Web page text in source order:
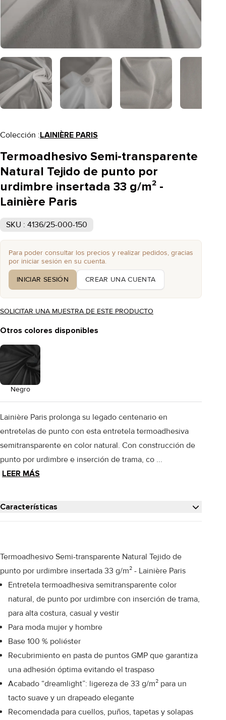
Colección :LAINIÈRE PARIS
Termoadhesivo Semi-transparente
Natural Tejido de punto por
urdimbre insertada 33 g/m² -
Lainière Paris
SKU : 4136/25-000-150
Para poder consultar los precios y realizar pedidos, gracias
por iniciar sesión en su cuenta.
INICIAR SESIÓN CREAR UNA CUENTA
SOLICITAR UNA MUESTRA DE ESTE PRODUCTO
Otros colores disponibles
Negro
Lainière Paris prolonga su legado centenario en
entretelas de punto con esta entretela termoadhesiva
semitransparente en color natural. Con construcción de
punto por urdimbre e inserción de trama, co ...
LEER MÁS
Características
Termoadhesivo Semi-transparente Natural Tejido de
punto por urdimbre insertada 33 g/m² - Lainière Paris
Entretela termoadhesiva semitransparente color
natural, de punto por urdimbre con inserción de trama,
para alta costura, casual y vestir
Para moda mujer y hombre
Base 100 % poliéster
Recubrimiento en pasta de puntos GMP que garantiza
una adhesión óptima evitando el traspaso
Acabado “dreamlight”: ligereza de 33 g/m² para un
tacto suave y un drapeado elegante
Recomendada para cuellos, puños, tapetas y solapas